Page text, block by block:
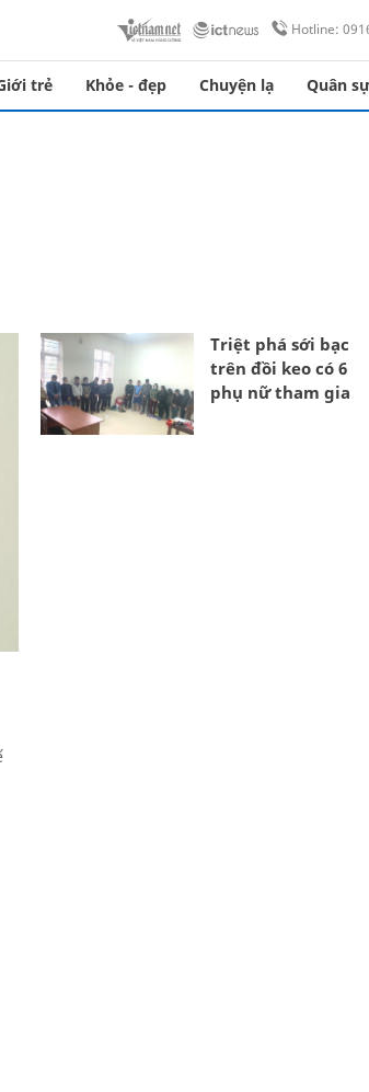
Hotline:
trẻ Khỏe - đẹp Chuyện lạ Quân
Triệt phá sới bạc
trên đồi keo có 6
phụ nữ tham gia